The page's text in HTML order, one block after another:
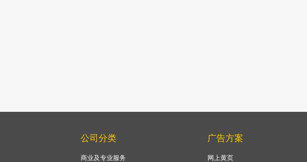
公司分类
商业及专业服务
广告方案
网上黄页